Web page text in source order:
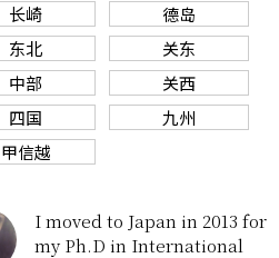
长崎
德岛
东北
关东
中部
关西
四国
九州
甲信越
I moved to Japan in 2013 for
my Ph.D in International